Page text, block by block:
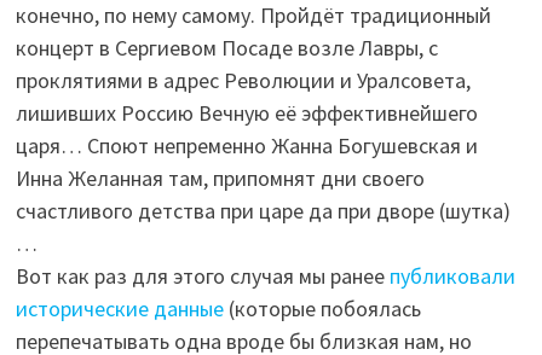
конечно, по нему самому. Пройдёт традиционный
концерт в Сергиевом Посаде возле Лавры, с
проклятиями в адрес Революции и Уралсовета,
лишивших Россию Вечную её эффективнейшего
царя… Споют непременно Жанна Богушевская и
Инна Желанная там, припомнят дни своего
счастливого детства при царе да при дворе (шутка)
…
Вот как раз для этого случая мы ранее публиковали
исторические данные(которые побоялась
перепечатывать одна вроде бы близкая нам, но